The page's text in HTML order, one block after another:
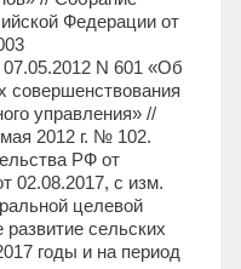
Федерации от
N 601 «Об
совершенствования
управления» //
2012 г. № 102.
РФ от
02.08.2017, с изм.
целевой
сельских
годы и на период